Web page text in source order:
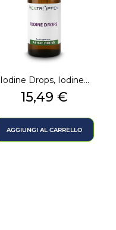
Iodine Drops, Iodine...
Prezzo
15,49 €
AGGIUNGI AL CARRELLO